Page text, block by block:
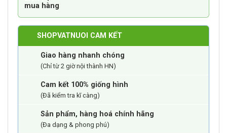
mua hàng
SHOPVATNUOI CAM KẾT
Giao hàng nhanh chóng
(Chỉ từ 2 giờ nội thành HN)
Cam kết 100% giống hình
(Đã kiểm tra kĩ càng)
Sản phẩm, hàng hoá chính hãng
(Đa dạng & phong phú)